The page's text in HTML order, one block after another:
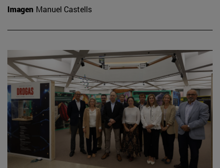
Imagen Manuel Castells